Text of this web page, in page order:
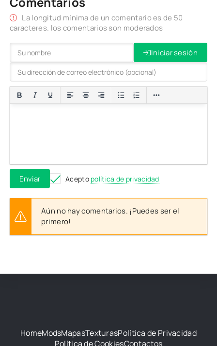
La longitud mínima de un comentario es de 50
caracteres. los comentarios son moderados
Iniciar sesión
Enviar Acepto política de privacidad
Aún no hay comentarios. ¡Puedes ser el
primero!
HomeModsMapasTexturasPolítica de Privacidad
Política de CookiesContactos